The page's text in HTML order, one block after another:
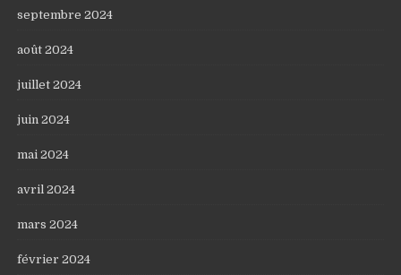
septembre 2024
août 2024
juillet 2024
juin 2024
mai 2024
avril 2024
mars 2024
février 2024